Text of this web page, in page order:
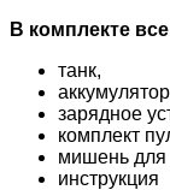
В комплекте
танк,
зарядное
комплект
мишень для
инструкция